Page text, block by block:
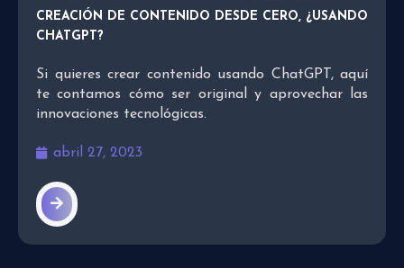
CREACIÓN DE CONTENIDO DESDE CERO, ¿USANDO
CHATGPT?
Si quieres crear contenido usando ChatGPT, aquí
te contamos cómo ser original y aprovechar las
innovaciones tecnológicas.
abril 27, 2023